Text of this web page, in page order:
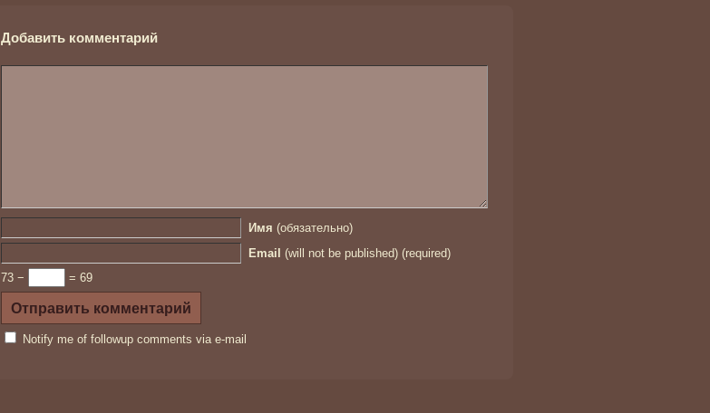
Добавить комментарий
Имя (обязательно)
Email (will not be published) (required)
73 −
= 69
Notify me of followup comments via e-mail